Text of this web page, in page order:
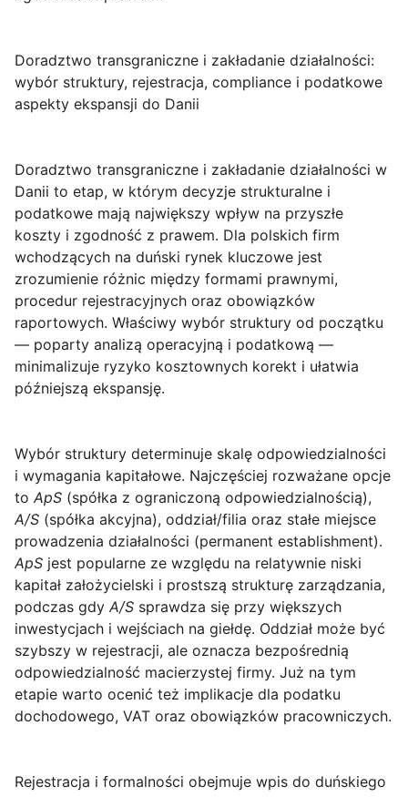
Doradztwo transgraniczne i zakładanie działalności:
wybór struktury, rejestracja, compliance i podatkowe
aspekty ekspansji do Danii
Doradztwo transgraniczne i zakładanie działalności w
Danii to etap, w którym decyzje strukturalne i
podatkowe mają największy wpływ na przyszłe
koszty i zgodność z prawem. Dla polskich firm
wchodzących na duński rynek kluczowe jest
zrozumienie różnic między formami prawnymi,
procedur rejestracyjnych oraz obowiązków
raportowych. Właściwy wybór struktury od początku
— poparty analizą operacyjną i podatkową —
minimalizuje ryzyko kosztownych korekt i ułatwia
późniejszą ekspansję.
Wybór struktury determinuje skalę odpowiedzialności
i wymagania kapitałowe. Najczęściej rozważane opcje
to ApS (spółka z ograniczoną odpowiedzialnością),
A/S (spółka akcyjna), oddział/filia oraz stałe miejsce
prowadzenia działalności (permanent establishment).
ApS jest popularne ze względu na relatywnie niski
kapitał założycielski i prostszą strukturę zarządzania,
podczas gdy A/S sprawdza się przy większych
inwestycjach i wejściach na giełdę. Oddział może być
szybszy w rejestracji, ale oznacza bezpośrednią
odpowiedzialność macierzystej firmy. Już na tym
etapie warto ocenić też implikacje dla podatku
dochodowego, VAT oraz obowiązków pracowniczych.
Rejestracja i formalności obejmuje wpis do duńskiego